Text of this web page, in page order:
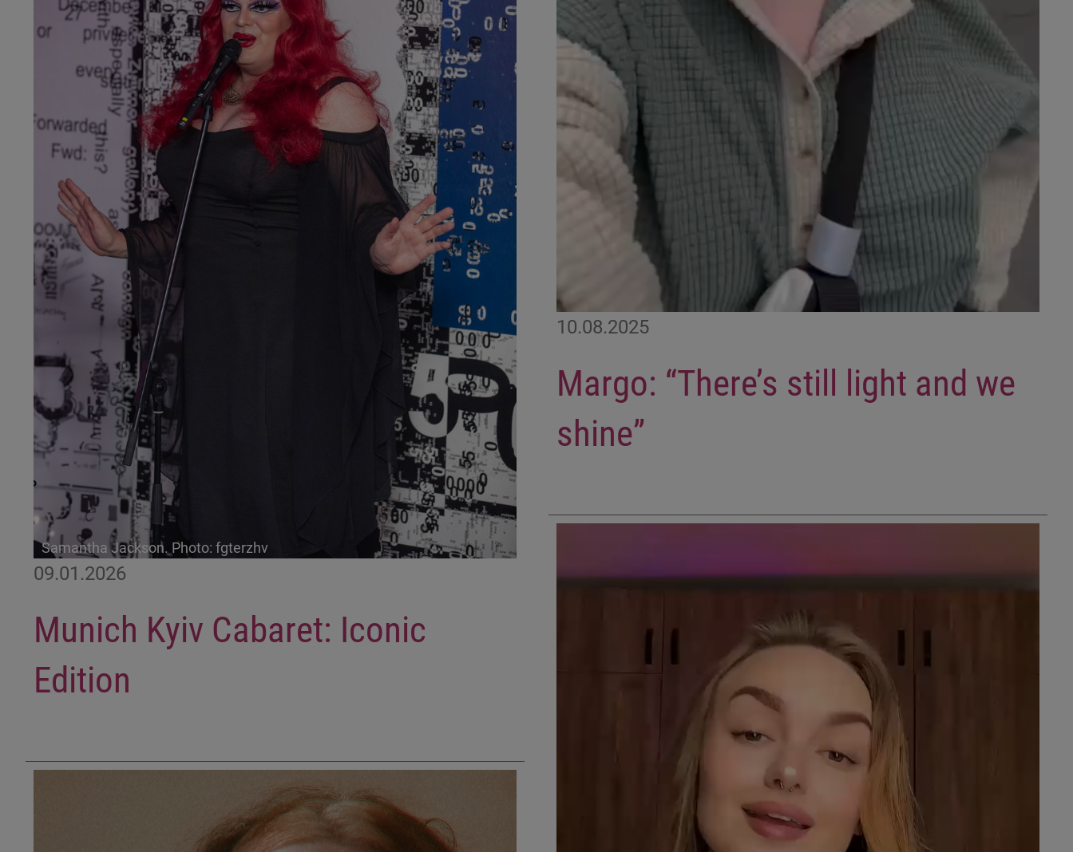
09.01.2026
Munich Kyiv Cabaret: Iconic
Edition
Samantha Jackson. Photo: fgterzhv
10.08.2025
Margo: “There’s still light and we
shine”